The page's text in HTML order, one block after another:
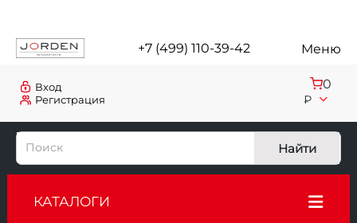
+7 (499) 110-39-42 Меню
Регистрация
Вход 0
₽
Найти
КАТАЛОГИ